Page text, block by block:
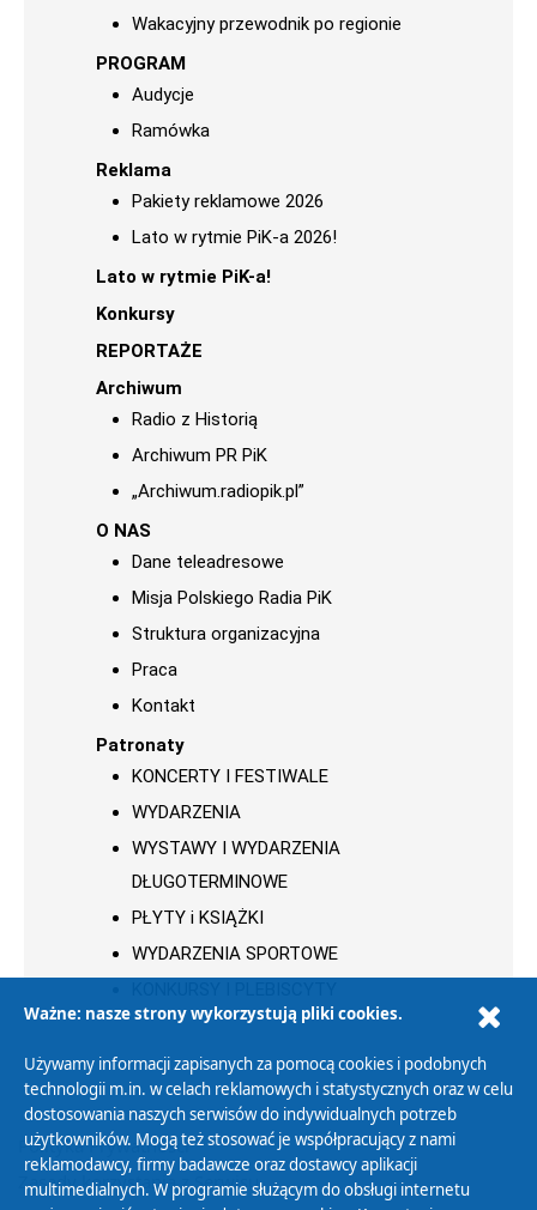
Wakacyjny przewodnik po regionie
PROGRAM
Audycje
Ramówka
Reklama
Pakiety reklamowe 2026
Lato w rytmie PiK-a 2026!
Lato w rytmie PiK-a!
Konkursy
REPORTAŻE
Archiwum
Radio z Historią
Archiwum PR PiK
„Archiwum.radiopik.pl”
O NAS
Dane teleadresowe
Misja Polskiego Radia PiK
Struktura organizacyjna
Praca
Kontakt
Patronaty
KONCERTY I FESTIWALE
WYDARZENIA
WYSTAWY I WYDARZENIA
DŁUGOTERMINOWE
PŁYTY i KSIĄŻKI
WYDARZENIA SPORTOWE
Polityka Prywatności
Zasady korzystania z Serwisu
Ważne: nasze strony wykorzystują pliki cookies.
Używamy informacji zapisanych za pomocą cookies i podobnych
technologii m.in. w celach reklamowych i statystycznych oraz w celu
dostosowania naszych serwisów do indywidualnych potrzeb
użytkowników. Mogą też stosować je współpracujący z nami
reklamodawcy, firmy badawcze oraz dostawcy aplikacji
multimedialnych. W programie służącym do obsługi internetu